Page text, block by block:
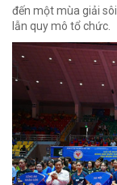
đến một mùa giải
lẫn quy mô tổ chức.